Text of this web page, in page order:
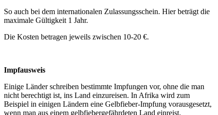
So auch bei dem internationalen Zulassungsschein. Hier beträgt die
maximale Gültigkeit 1 Jahr.
Die Kosten betragen jeweils zwischen 10-20 €.
Impfausweis
Einige Länder schreiben bestimmte Impfungen vor, ohne die man
nicht berechtigt ist, ins Land einzureisen. In Afrika wird zum
Beispiel in einigen Ländern eine Gelbfieber-Impfung vorausgesetzt,
wenn man aus einem gelbfiebergefährdeten Land einreist.